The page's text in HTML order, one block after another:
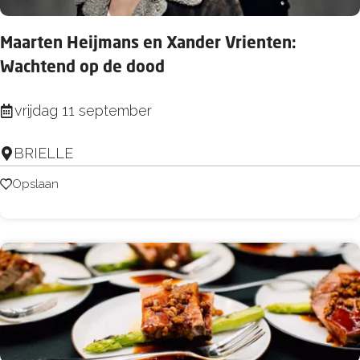
i
k
o
o
r
Maarten Heijmans en Xander Vrienten:
Wachtend op de dood
M
a
r
n
H
e
i
j
vrijdag 11 september
BRIELLE
Opslaan
Opslaan